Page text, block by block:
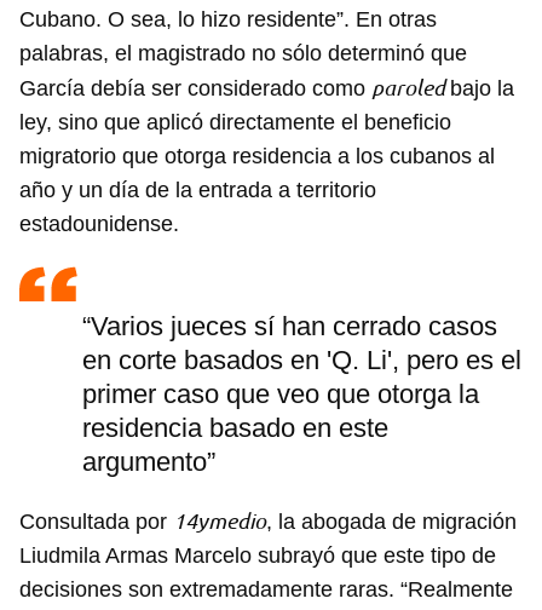
Cubano. O sea, lo hizo residente”. En otras
palabras, el magistrado no sólo determinó que
García debía ser considerado como paroled bajo la
ley, sino que aplicó directamente el beneficio
migratorio que otorga residencia a los cubanos al
año y un día de la entrada a territorio
estadounidense.
“Varios jueces sí han cerrado casos
en corte basados en 'Q. Li', pero es el
primer caso que veo que otorga la
residencia basado en este
argumento”
Consultada por 14ymedio, la abogada de migración
Liudmila Armas Marcelo subrayó que este tipo de
decisiones son extremadamente raras. “Realmente